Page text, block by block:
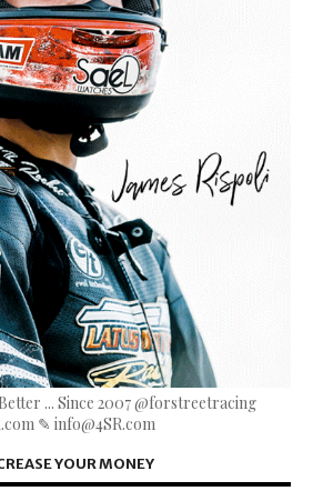
... Since 2007 @forstreetracing
✎ info@4SR.com
YOUR MONEY